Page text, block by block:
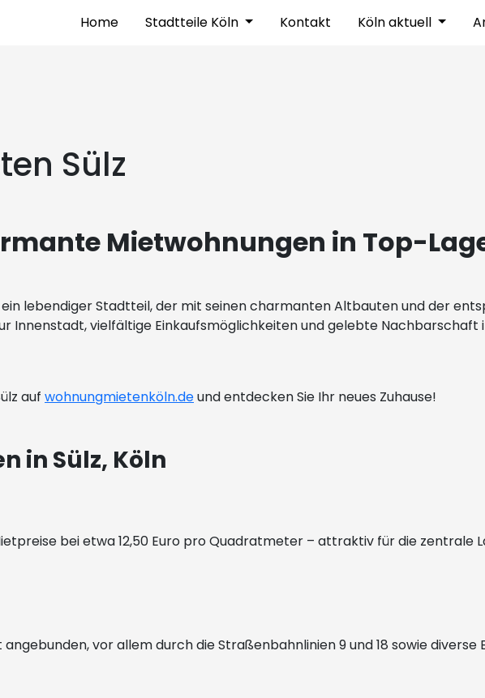
Home Stadtteile Köln Kontakt Köln aktuell
Sülz
Mietwohnungen in Top-
lebendiger Stadtteil, der mit seinen charmanten Altbauten und der
Innenstadt, vielfältige Einkaufsmöglichkeiten und gelebte Nachbarschaft
auf wohnungmietenköln.deund entdecken Sie Ihr neues Zuhause!
in Sülz, Köln
bei etwa 12,50 Euro pro Quadratmeter – attraktiv für die zentrale
vor allem durch die Straßenbahnlinien 9 und 18 sowie diverse